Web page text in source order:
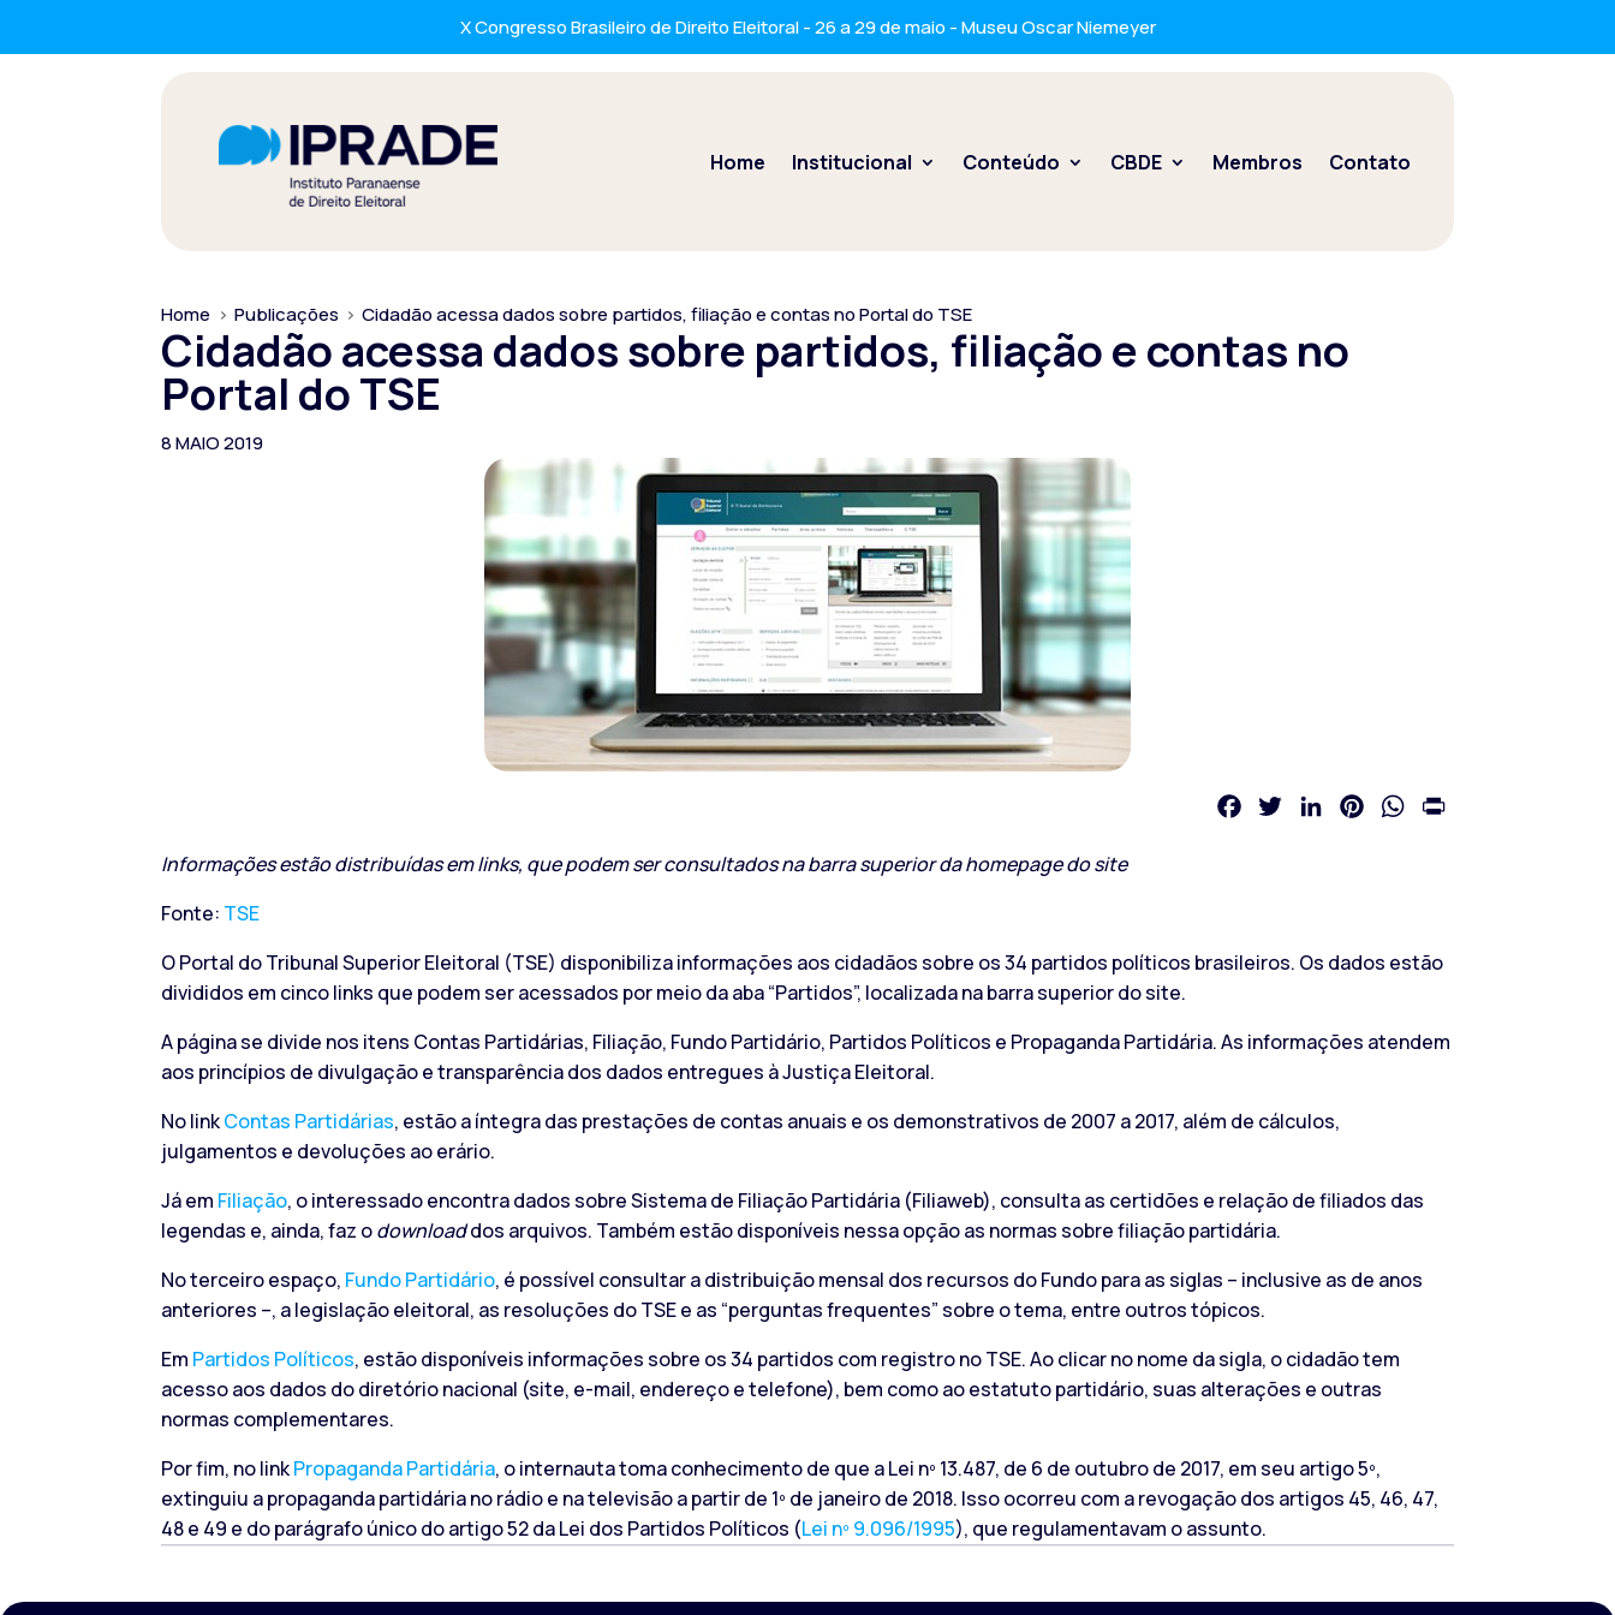
X Congresso Brasileiro de Direito Eleitoral - 26 a 29 de maio - Museu Oscar Niemeyer
Home Institucional Conteúdo CBDE Membros Contato
Home > Publicações > Cidadão acessa dados sobre partidos, filiação e contas no Portal do TSE
Cidadão acessa dados sobre partidos, filiação e contas no
Portal do TSE
8 MAIO 2019
FacebookTwitterLinkedInPinterestWhatsApp
Informações estão distribuídas em links, que podem ser consultados na barra superior da homepage do site
Fonte: TSE
O Portal do Tribunal Superior Eleitoral (TSE) disponibiliza informações aos cidadãos sobre os 34 partidos políticos brasileiros. Os dados estão
divididos em cinco links que podem ser acessados por meio da aba “Partidos”, localizada na barra superior do site.
A página se divide nos itens Contas Partidárias, Filiação, Fundo Partidário, Partidos Políticos e Propaganda Partidária. As informações atendem
aos princípios de divulgação e transparência dos dados entregues à Justiça Eleitoral.
No linkContas Partidárias, estão a íntegra das prestações de contas anuais e os demonstrativos de 2007 a 2017, além de cálculos,
julgamentos e devoluções ao erário.
Já em Filiação, o interessado encontra dados sobre Sistema de Filiação Partidária (Filiaweb), consulta as certidões e relação de filiados das
legendas e, ainda, faz odownloaddos arquivos. Também estão disponíveis nessa opção as normas sobre filiação partidária.
No terceiro espaço, Fundo Partidário, é possível consultar a distribuição mensal dos recursos do Fundo para as siglas – inclusive as de anos
anteriores –, a legislação eleitoral, as resoluções do TSE e as “perguntas frequentes” sobre o tema, entre outros tópicos.
Em Partidos Políticos, estão disponíveis informações sobre os 34 partidos com registro no TSE. Ao clicar no nome da sigla, o cidadão tem
acesso aos dados do diretório nacional (site, e-mail, endereço e telefone), bem como ao estatuto partidário, suas alterações e outras
normas complementares.
Por fim, no linkPropaganda Partidária, o internauta toma conhecimento de que a Lei nº 13.487, de 6 de outubro de 2017, em seu artigo 5º,
extinguiu a propaganda partidária no rádio e na televisão a partir de 1º de janeiro de 2018. Isso ocorreu com a revogação dos artigos 45, 46, 47,
48 e 49 e do parágrafo único do artigo 52 da Lei dos Partidos Políticos (Lei nº 9.096/1995), que regulamentavam o assunto.